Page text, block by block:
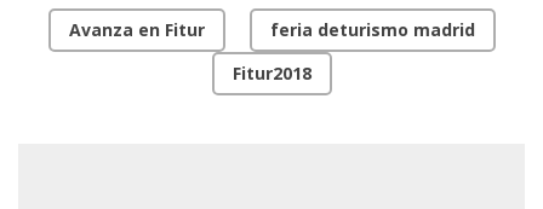
Avanza en Fitur
feria deturismo madrid
Fitur2018